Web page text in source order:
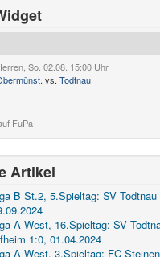
So. 02.08. 15:00 Uhr
vs. Todtnau
FuPa
Artikel
B St.2, 5.Spieltag: SV
A West, 16.Spieltag: SV
1:0, 01.04.2024
A West, 3.Spieltag: FC